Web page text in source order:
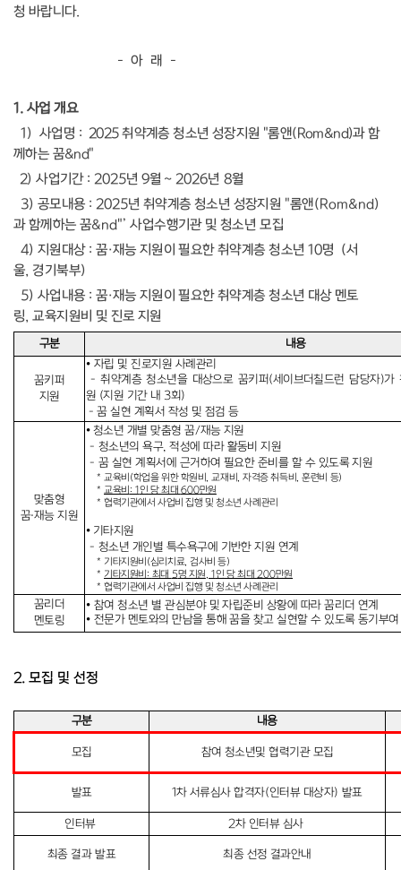
청 바랍니다.
- 아 래 -
1. 사업 개요
1) 사업명 : 2025 취약계층 청소년 성장지원 "롬앤(Rom&nd)과 함
께하는 꿈&nd"
2)사업기간 : 2025년 9월 ~ 2026년 8월
3) 공모내용 :2025년 취약계층 청소년 성장지원 "롬앤(Rom&nd)
과 함께하는 꿈&nd"’사업수행기관 및 청소년 모집
4) 지원대상 :꿈·재능 지원이 필요한 취약계층 청소년 10명 (서
울, 경기북부)
5) 사업내용 :꿈·재능 지원이 필요한 취약계층 청소년 대상 멘토
링,교육지원비 및 진로 지원
구분 내용
꿈키퍼
지원
⦁ 자립 및 진로지원 사례관리
-취약계층 청소년을 대상으로 꿈키퍼(세이브더칠드런 담당자)가
원 (지 원 기간 내 3회)
-꿈 실현 계획서 작성 및 점검 등
맞춤형
꿈·재능 지원
⦁ 청소년 개별 맞춤형 꿈/재능 지원
- 청소년의 욕구,적성에 따라 활동비지원
- 꿈 실현 계획서에 근거하여 필요한 준비를 할 수 있도록 지원
* 교육비 (학업을 위한 학원비 ,교재비 ,자격증 취득비 ,훈련비 등)
* 교육비 : 1인 당 최대 600만원
* 협력기관에서 사업비 집행 및 청소년 사례 관리
⦁ 기타지원
- 청소년 개인별 특수욕구에 기반한 지원 연계
* 기타지원비 (심리치료,검사비 등)
* 기타지원비 : 최대 5명 지원 , 1인 당 최대 200만원
* 협력기관에서 사업비 집행 및 청소년 사례관리
꿈리더
멘토링
⦁ 참여 청소년 별 관심분야 및 자립준비 상황에 따라 꿈리더 연계
⦁ 전문가 멘토와의 만남을 통해 꿈을 찾고 실현할 수 있도록 동기부여
2. 모집 및 선정
구 분 내용
모집 참여 청소년및 협력기관 모집
발표 1차 서류심사 합격자(인터뷰 대상자) 발표
인터뷰 2차 인터뷰 심사
최종 결과 발표 최종 선정 결과안내